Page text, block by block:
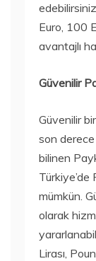
Euro, 100
avantajlı
Güvenilir
Güvenilir
son
bilinen
mümkün.
olarak
Lirası,